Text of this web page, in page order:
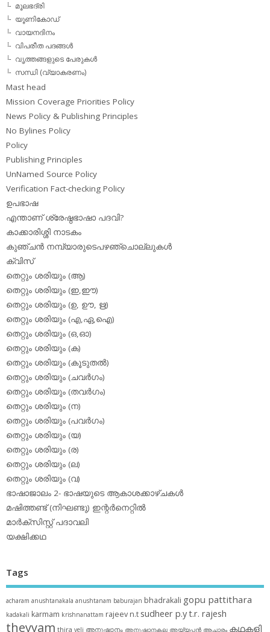
മൂലഭദ്രി
യൂണികോഡ്
വായനദിനം
വിപരീത പദങ്ങള്‍
വൃത്തങ്ങളുടെ പേരുകള്‍
സന്ധി (വ്യാകരണം)
Mast head
Mission Coverage Priorities Policy
News Policy & Publishing Principles
No Bylines Policy
Policy
Publishing Principles
UnNamed Source Policy
Verification Fact-checking Policy
ഉപഭാഷ
എന്താണ് ശ്രേഷ്ഠഭാഷാ പദവി?
കാക്കാരിശ്ശി നാടകം
കുഞ്ചന്‍ നമ്പ്യാരുടെപഴഞ്ചൊല്ലുകള്‍
ക്വിസ്
തെറ്റും ശരിയും (ആ)
തെറ്റും ശരിയും (ഇ,ഈ)
തെറ്റും ശരിയും (ഉ, ഊ, ഋ)
തെറ്റും ശരിയും (എ,ഏ,ഐ)
തെറ്റും ശരിയും (ഒ,ഓ)
തെറ്റും ശരിയും (ക)
തെറ്റും ശരിയും (കൂടുതല്‍)
തെറ്റും ശരിയും (ചവര്‍ഗം)
തെറ്റും ശരിയും (തവര്‍ഗം)
തെറ്റും ശരിയും (ന)
തെറ്റും ശരിയും (പവര്‍ഗം)
തെറ്റും ശരിയും (യ)
തെറ്റും ശരിയും (ര)
തെറ്റും ശരിയും (ല)
തെറ്റും ശരിയും (വ)
ഭാഷാജാലം 2- ഭാഷയുടെ ആകാശക്കാഴ്ചകള്‍
മഷിത്തണ്ട് (നിഘണ്ടു) ഇന്റര്‍നെറ്റില്‍
മാര്‍ക്‌സിസ്റ്റ് പദാവലി
യക്ഷിക്കഥ
Tags
acharam anushtanakala anushtanam baburajan bhadrakali gopu pattithara
kadakali karmam krishnanattam rajeev n.t sudheer p.yt.r. rajesh
theyyam thira veli അനുഷ്ഠാനം അനുഷ്ഠാനകല അയ്യപ്പന്‍ ആചാരം കഥകളി